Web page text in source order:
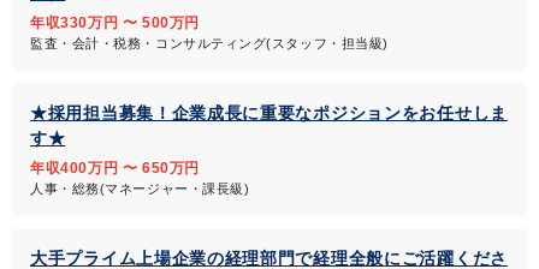
年収330万円 〜 500万円
監査・会計・税務・コンサルティング(スタッフ・担当級)
★採用担当募集！企業成長に重要なポジションをお任せしま
す★
年収400万円 〜 650万円
人事・総務(マネージャー・課長級)
大手プライム上場企業の経理部門で経理全般にご活躍くださ